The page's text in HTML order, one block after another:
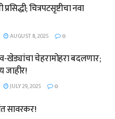
चित्रपटसृष्टीचा नवा
AUGUST 8, 2025 0
खेड्यांचा चेहरामोहरा बदलणार;
जाहीर!
JULY 29, 2025 0
सावरकर!